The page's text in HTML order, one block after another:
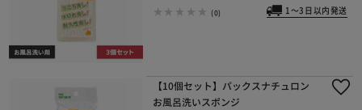
(0) 1～3日以内発送
【10個セット】パックスナチュロン
お風呂洗いスポンジ